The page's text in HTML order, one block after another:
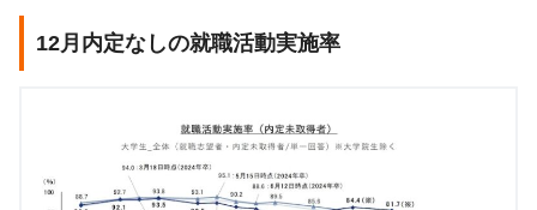
12月内定なしの就職活動実施率